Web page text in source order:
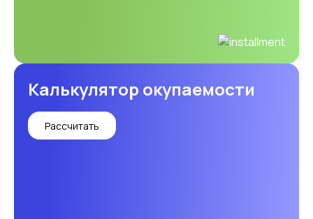
Калькулятор окупаемости
Рассчитать